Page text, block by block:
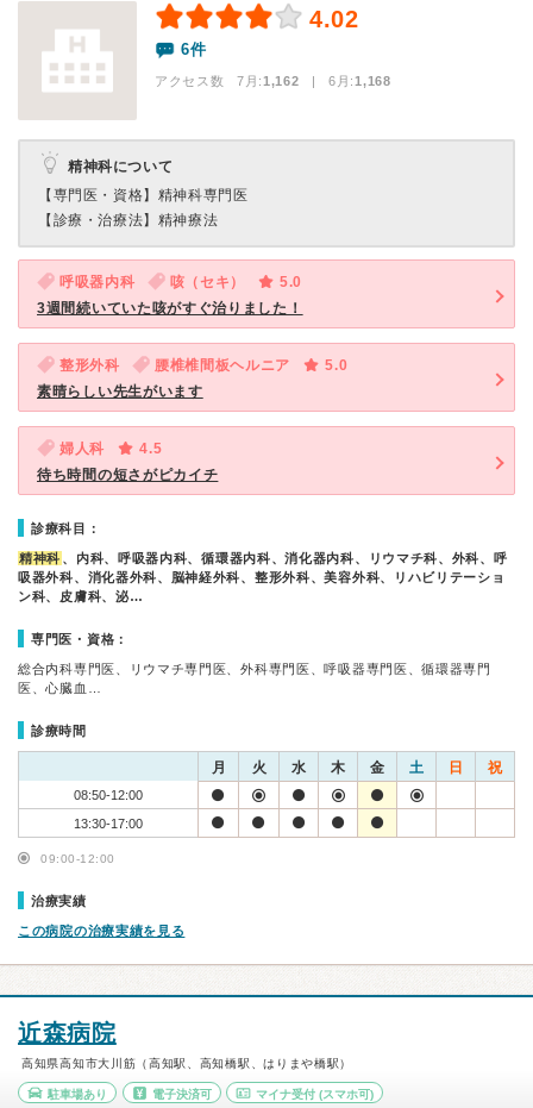
4.02
6件
アクセス数 7月:1,162 | 6月:1,168
精神科について
【専門医・資格】 精神科専門医
【診療・治療法】 精神療法
呼吸器内科 咳（セキ）
5.0
3週間続いていた咳がすぐ治りました！
整形外科 腰椎椎間板ヘルニア
5.0
素晴らしい先生がいます
婦人科
4.5
待ち時間の短さがピカイチ
診療科目：
精神科 、内科、呼吸器内科、循環器内科、消化器内科、リウマチ科、外科、呼
吸器外科、消化器外科、脳神経外科、整形外科、美容外科、リハビリテーショ
ン科、皮膚科、泌…
専門医・資格：
総合内科専門医、リウマチ専門医、外科専門医、呼吸器専門医、循環器専門
医、心臓血…
診療時間
月 火 水 木 金 土 日 祝
08:50-12:00
13:30-17:00
09:00-12:00
治療実績
この病院の治療実績を見る
近森病院
高知県高知市大川筋（高知駅、高知橋駅、はりまや橋駅）
駐車場あり 電子決済可 マイナ受付 (スマホ可)